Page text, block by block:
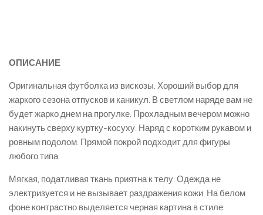
ОПИСАНИЕ
Оригинальная футболка из вискозы. Хороший выбор для
жаркого сезона отпусков и каникул. В светлом наряде вам не
будет жарко днем на прогулке. Прохладным вечером можно
накинуть сверху куртку-косуху. Наряд с коротким рукавом и
ровным подолом. Прямой покрой подходит для фигуры
любого типа.
Мягкая, податливая ткань приятна к телу. Одежда не
электризуется и не вызывает раздражения кожи. На белом
фоне контрастно выделяется черная картина в стиле